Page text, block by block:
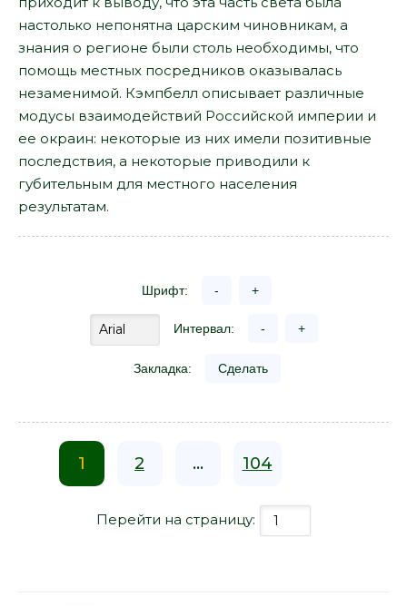
настолько непонятна царским чиновникам, а
знания о регионе были столь необходимы, что
помощь местных посредников оказывалась
незаменимой. Кэмпбелл описывает различные
модусы взаимодействий Российской империи и
ее окраин: некоторые из них имели позитивные
последствия, а некоторые приводили к
губительным для местного населения
результатам.
Шрифт: - +
Интервал: - +
Закладка: Сделать
1 2 ... 104
Перейти на страницу: